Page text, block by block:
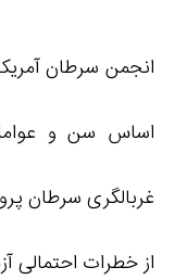
انجمن سرطان
اساس سن و
غربالگری سرطان
از خطرات احتمالی